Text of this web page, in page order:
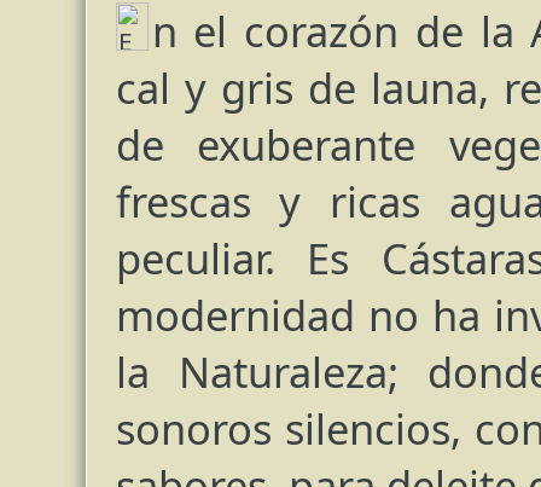
n el corazón de la
cal y gris de launa,
de exuberante
frescas y ricas
peculiar. Es
modernidad no ha
la Naturaleza;
sonoros silencios,